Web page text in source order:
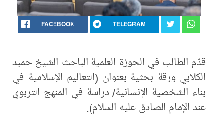
FACEBOOK TELEGRAM
قدّم الطالب في الحوزة العلمية الباحث الشيخ حميد
الكلابي ورقة بحثية بعنوان (التعاليم الإسلامية في
بناء الشخصية الإنسانية/ دراسة في المنهج التربوي
عند الإمام الصادق عليه السلام).